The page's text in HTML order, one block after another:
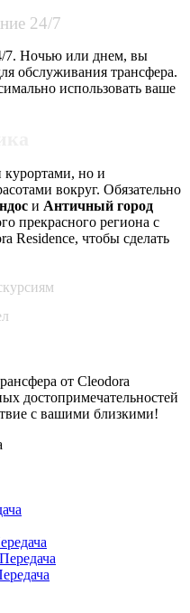
24/7
7. Ночью или днем, вы
обслуживания трансфера.
использовать ваше
курортами, но и
вокруг. Обязательно
и Античный город
прекрасного региона с
Residence, чтобы сделать
от Cleodora
достопримечательностей
с вашими близкими!